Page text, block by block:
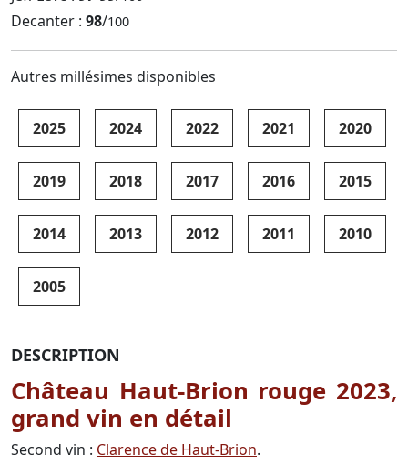
Decanter : 98/100
Autres millésimes disponibles
2025 2024 2022 2021 2020
2019 2018 2017 2016 2015
2014 2013 2012 2011 2010
2005
DESCRIPTION
Château Haut-Brion rouge 2023,
grand vin en détail
Second vin : Clarence de Haut-Brion.